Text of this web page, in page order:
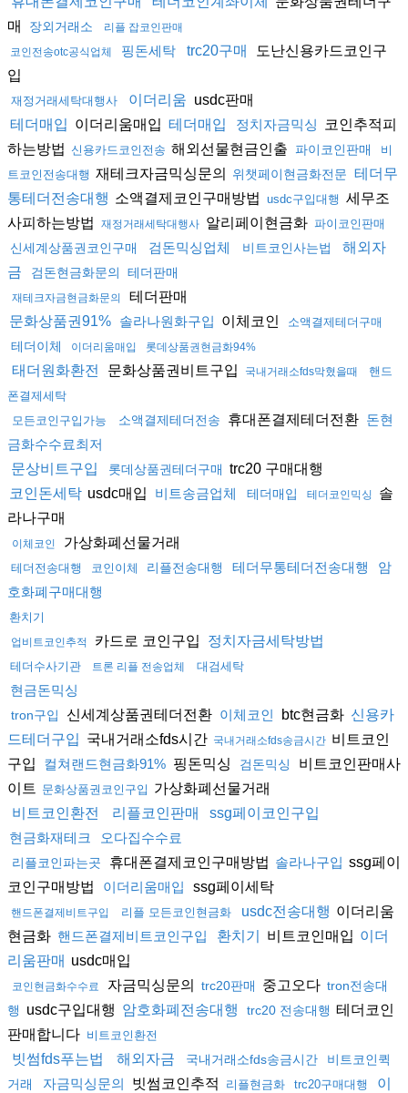
매
장외거래소
리플 잡코인판매
코인전송otc공식업체
핑돈세탁 trc20구매
도난신용카드코인구
입
재정거래세탁대행사 이더리움 usdc판매
테더매입 이더리움매입 테더매입 정치자금믹싱
코인추적피
하는방법 신용카드코인전송 해외선물현금인출 파이코인판매
비
트코인전송대행 재테크자금믹싱문의 위챗페이현금화전문 테더무
통테더전송대행 소액결제코인구매방법 usdc구입대행 세무조
사피하는방법
재정거래세탁대행사 알리페이현금화 파이코인판매
신세계상품권코인구매 검돈믹싱업체 비트코인사는법
해외자
금
검돈현금화문의 테더판매
재테크자금현금화문의 테더판매
문화상품권91% 솔라나원화구입 이체코인 소액결제테더구매
테더이체 이더리움매입 롯데상품권현금화94%
태더원화환전 문화상품권비트구입 국내거래소fds막혔을때
핸드
폰결제세탁
모든코인구입가능
소액결제테더전송 휴대폰결제테더전환 돈현
금화수수료최저
문상비트구입
롯데상품권테더구매 trc20 구매대행
코인돈세탁 usdc매입 비트송금업체 테더매입 테더코인믹싱
솔
라나구매
이체코인 가상화폐선물거래
테더전송대행 코인이체 리플전송대행 테더무통테더전송대행
암
호화폐구매대행
환치기
업비트코인추적 카드로 코인구입 정치자금세탁방법
테더수사기관 트론 리플 전송업체 대검세탁
현금돈믹싱
tron구입 신세계상품권테더전환 이체코인 btc현금화 신용카
드테더구입 국내거래소fds시간 국내거래소fds송금시간 비트코인
구입
컬쳐랜드현금화91% 핑돈믹싱 검돈믹싱
비트코인판매사
이트 문화상품권코인구입 가상화폐선물거래
비트코인환전 리플코인판매
ssg페이코인구입
현금화재테크
오다집수수료
리플코인파는곳 휴대폰결제코인구매방법 솔라나구입 ssg페이
코인구매방법
이더리움매입 ssg페이세탁
핸드폰결제비트구입 리플 모든코인현금화 usdc전송대행 이더리움
현금화 핸드폰결제비트코인구입 환치기 비트코인매입 이더
리움판매 usdc매입
코인현금화수수료 자금믹싱문의 trc20판매 중고오다 tron전송대
행
usdc구입대행 암호화폐전송대행 trc20 전송대행 테더코인
판매합니다 비트코인환전
빗썸fds푸는법 해외자금 국내거래소fds송금시간
비트코인퀵
거래
자금믹싱문의 빗썸코인추적 리플현금화 trc20구매대행
이